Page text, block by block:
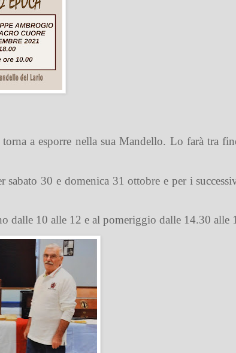
a esporre nella sua Mandello. Lo farà tra
30 e domenica 31 ottobre e per i
dalle 10 alle 12 e al pomeriggio dalle 14.30 alle